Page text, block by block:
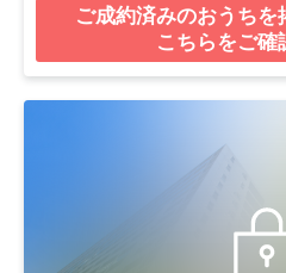
ご成約済みのおうち
こちらをご確